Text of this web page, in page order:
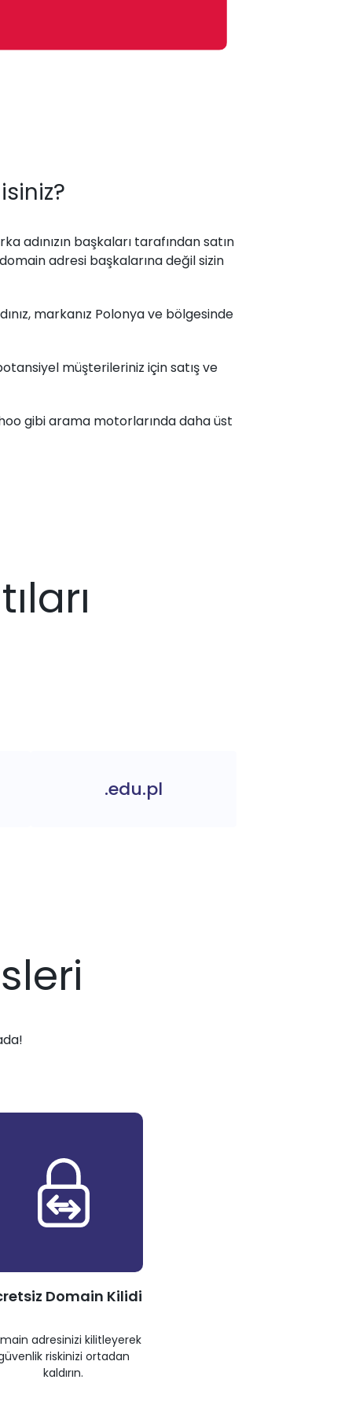
adınızın başkaları tarafından satın
adresi başkalarına değil sizin
markanız Polonya ve bölgesinde
müşterileriniz için satış ve
gibi arama motorlarında daha üst
.edu.pl
Domain Kilidi
adresinizi kilitleyerek
riskinizi ortadan
kaldırın.